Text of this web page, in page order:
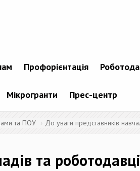
Профорієнтація
Мікрогранти Прес-центр
та ПОУ До уваги представників
та